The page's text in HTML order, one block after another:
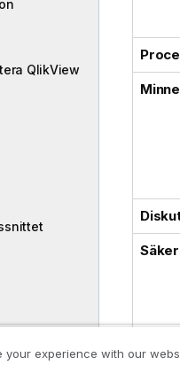
QlikView
Minne
your experience with our